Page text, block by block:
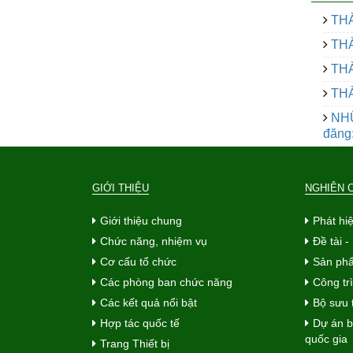
GIỚI THIỆU
Giới thiệu chung
Chức năng, nhiệm vụ
Cơ cấu tổ chức
Các phòng ban chức năng
Các kết quả nổi bật
Hợp tác quốc tế
Trang Thiết bị
NGHIÊN
Phát
Đề tài -
Sản
Công
Bộ sưu
Dự án
quốc gia